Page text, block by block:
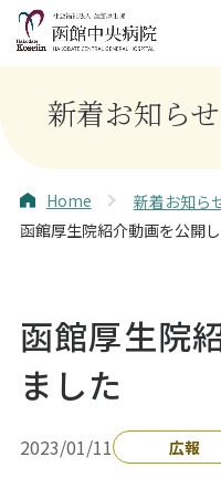
新着お知らせ
Home 新着お知ら
函館厚生院紹介動画を公開
函館厚生院
ました
2023/01/11 広報